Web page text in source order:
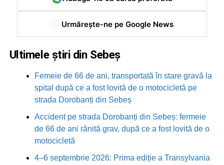
Urmărește-ne pe Google News
Ultimele știri din Sebeș
Femeie de 66 de ani, transportată în stare gravă la
spital după ce a fost lovită de o motocicletă pe
strada Dorobanți din Sebeș
Accident pe strada Dorobanți din Sebeș: fermeie
de 66 de ani rănită grav, după ce a fost lovită de o
motocicletă
4–6 septembrie 2026: Prima ediție a Transylvania